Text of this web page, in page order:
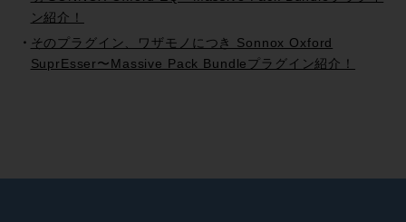
ン紹介！
そのプラグイン、ワザモノにつき Sonnox Oxford
SuprEsser〜Massive Pack Bundleプラグイン紹介！